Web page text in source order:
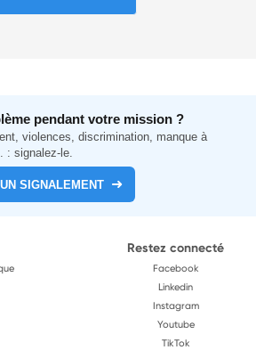
pendant votre mission ?
violences, discrimination, manque à
: signalez-le.
SIGNALEMENT
Restez connecté
Facebook
Linkedin
Instagram
Youtube
TikTok